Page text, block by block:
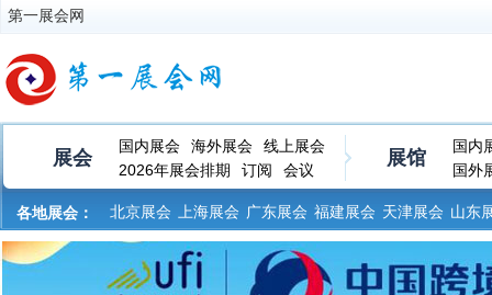
第一展会网
各地展会： 北京展会 上海展会 广东展会 福建展会 天津展会 山东
河南展会 黑龙江展会
展会
国内展会 海外展会
线上展会
2026年展会排期
订阅 会议
展馆
国内
国外